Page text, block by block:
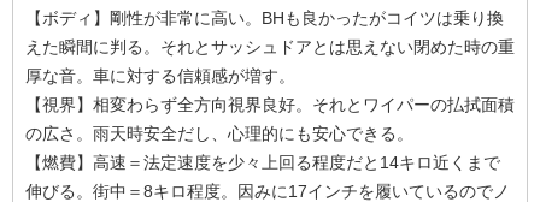
【ボディ】剛性が非常に高い。BHも良かったがコイツは乗り換
えた瞬間に判る。それとサッシュドアとは思えない閉めた時の重
厚な音。車に対する信頼感が増す。
【視界】相変わらず全方向視界良好。それとワイパーの払拭面積
の広さ。雨天時安全だし、心理的にも安心できる。
【燃費】高速＝法定速度を少々上回る程度だと14キロ近くまで
伸びる。街中＝8キロ程度。因みに17インチを履いているのでノ